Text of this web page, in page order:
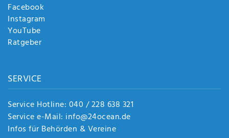
Facebook
Instagram
YouTube
Ratgeber
SERVICE
Service Hotline: 040 / 228 638 321
Service e-Mail: info@24ocean.de
Infos für Behörden & Vereine